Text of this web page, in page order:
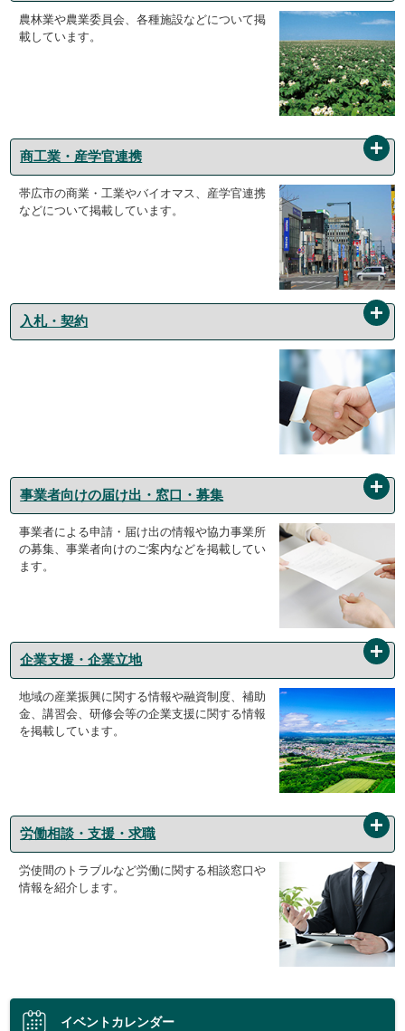
農林業や農業委員会、各種施設などについて掲
載しています。
商工業・産学官連携
帯広市の商業・工業やバイオマス、産学官連携
などについて掲載しています。
入札・契約
事業者向けの届け出・窓口・募集
事業者による申請・届け出の情報や協力事業所
の募集、事業者向けのご案内などを掲載してい
ます。
企業支援・企業立地
地域の産業振興に関する情報や融資制度、補助
金、講習会、研修会等の企業支援に関する情報
を掲載しています。
労働相談・支援・求職
労使間のトラブルなど労働に関する相談窓口や
情報を紹介します。
イベントカレンダー